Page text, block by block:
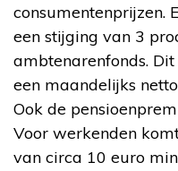
consumentenprijzen.
een stijging van 3
ambtenarenfonds.
een maandelijks
Ook de
Voor werkenden
van circa 10 euro